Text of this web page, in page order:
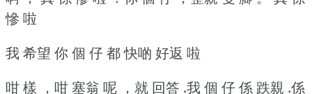
慘 啦
我 希望 你 個 仔 都 快啲 好返 啦
咁 樣 ，咁 塞翁 呢 ，就 回答 .我 個 仔 係 跌親 .係